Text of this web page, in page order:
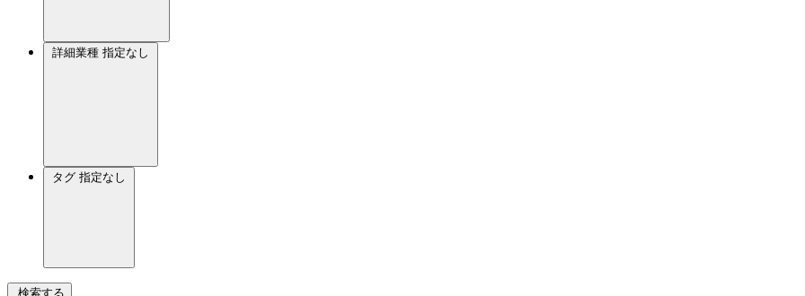
詳細業種 指定なし
タグ 指定なし
検索する